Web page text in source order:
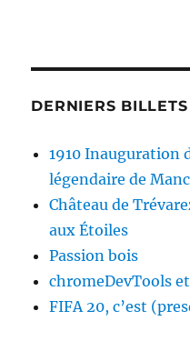
DERNIERS BILLETS
1910 Inauguration
légendaire de
Château de
aux Étoiles
Passion bois
chromeDevTools
FIFA 20, c’est